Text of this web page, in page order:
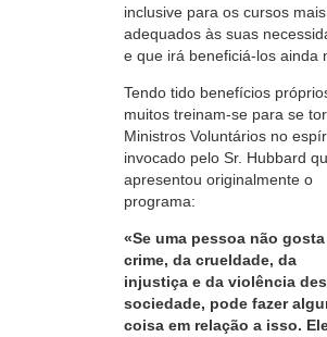
inclusive para os cursos mais
adequados às suas
e que irá beneficiá-los ainda
Tendo tido benefícios
muitos treinam-se para se
Ministros Voluntários no
invocado pelo Sr. Hubbard
apresentou originalmente o
programa:
«Se uma pessoa não
crime, da crueldade, da
injustiça e da violência
sociedade, pode fazer
coisa em relação a isso.